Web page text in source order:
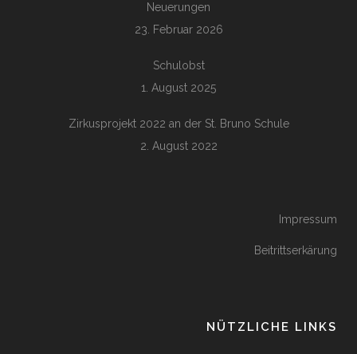
Neuerungen
23. Februar 2026
Schulobst
1. August 2025
Zirkusprojekt 2022 an der St. Bruno Schule
2. August 2022
Impressum
Beitrittserkärung
NÜTZLICHE LINKS